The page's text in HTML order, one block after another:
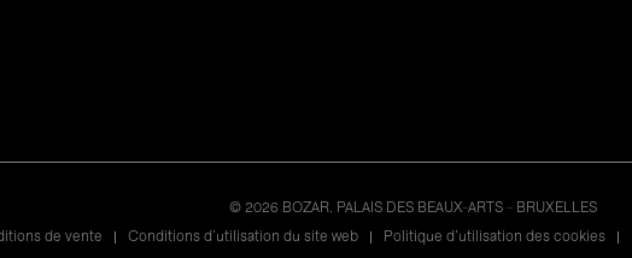
© 2026 BOZAR. PALAIS DES BEAUX-ARTS - BRUXELLES
de vente Conditions d'utilisation du site web Politique d'utilisation des cookies